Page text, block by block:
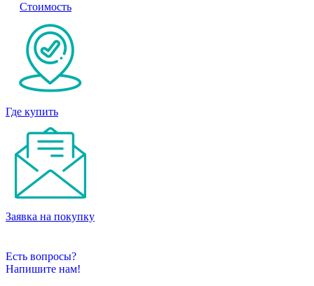
Стоимость
Где купить
Заявка на покупку
Есть вопросы?
Напишите нам!